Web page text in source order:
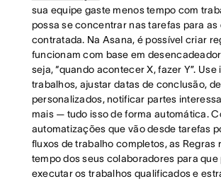
sua equipe gaste menos tempo com
possa se concentrar nas tarefas para as
contratada. Na Asana, é possível criar
funcionam com base em
seja, “quando acontecer X, fazer Y”.
trabalhos, ajustar datas de conclusão,
personalizados, notificar partes
mais — tudo isso de forma automática.
automatizações que vão desde tarefas
fluxos de trabalho completos, as Regras
tempo dos seus colaboradores para que
executar os trabalhos qualificados e